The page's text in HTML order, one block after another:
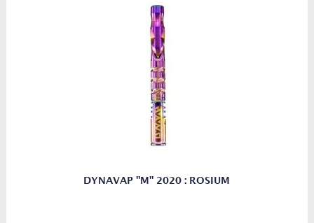
DYNAVAP "M" 2020 : ROSIUM